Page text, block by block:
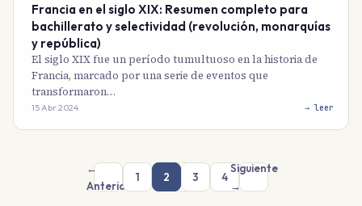
Francia en el siglo XIX: Resumen completo para
bachillerato y selectividad (revolución, monarquías
y república)
El siglo XIX fue un período tumultuoso en la historia de
Francia, marcado por una serie de eventos que
transformaron…
15 Abr 2024 → leer
←
Anterior
1 2 3 4
Siguiente
→